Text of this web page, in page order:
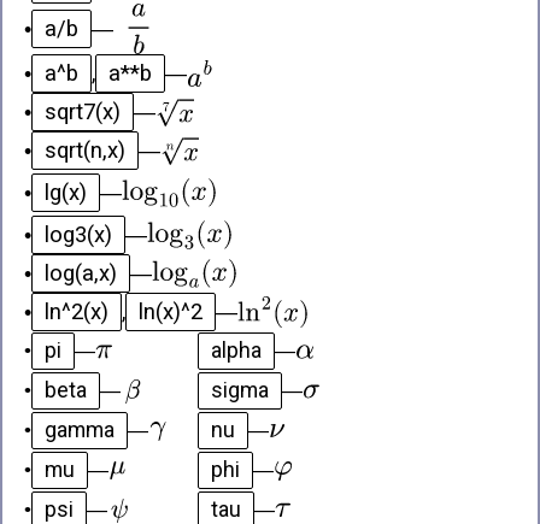
•
a/b —
•
a^b , a**b —
•
sqrt7(x) —
•
sqrt(n,x) —
•
lg(x) —
•
log3(x) —
•
log(a,x) —
•
ln^2(x) , ln(x)^2 —
• pi — alpha
—
•
beta — sigma
—
•
gamma — nu
—
•
mu — phi
—
•
psi — tau
—